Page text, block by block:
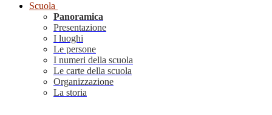
Scuola
Panoramica
Presentazione
I luoghi
Le persone
I numeri della scuola
Le carte della scuola
Organizzazione
La storia